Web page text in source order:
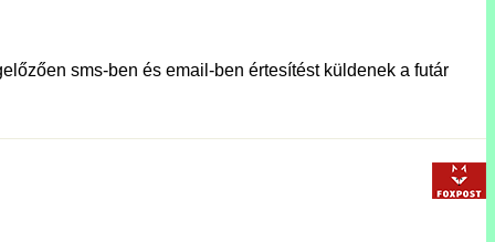
sms-ben és email-ben értesítést küldenek a futár